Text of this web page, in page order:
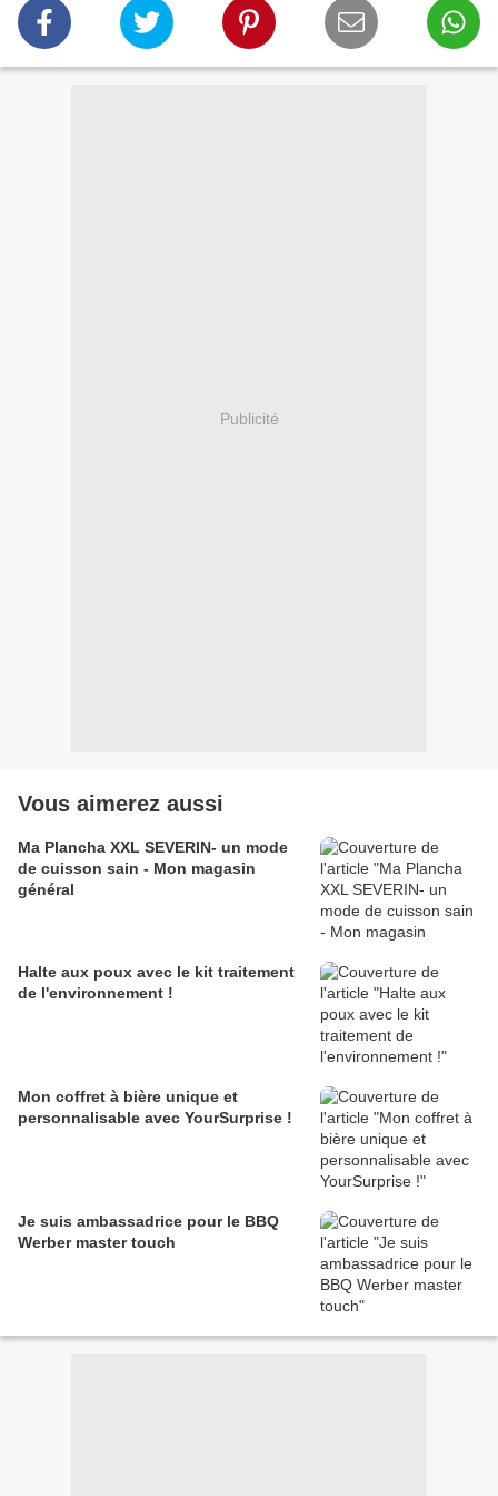
Publicité
Vous aimerez aussi
Ma Plancha XXL SEVERIN- un mode
de cuisson sain - Mon magasin
général
Halte aux poux avec le kit traitement
de l'environnement !
Mon coffret à bière unique et
personnalisable avec YourSurprise !
Je suis ambassadrice pour le BBQ
Werber master touch